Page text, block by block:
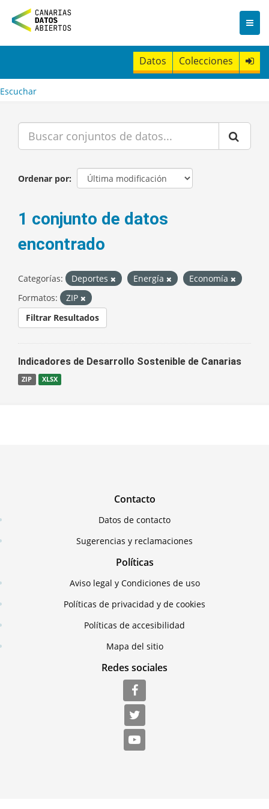
n
t
Datos Colecciones
Escuchar
Ordenar por
1 conjunto de datos
encontrado
Categorías: Deportes Energía
Economía
Formatos:
ZIP
Filtrar Resultados
Indicadores de Desarrollo Sostenible de Canarias
ZIP XLSX
Contacto
Datos de contacto
Sugerencias y reclamaciones
Políticas
Aviso legal y Condiciones de uso
Políticas de privacidad y de cookies
Políticas de accesibilidad
Mapa del sitio
Redes sociales